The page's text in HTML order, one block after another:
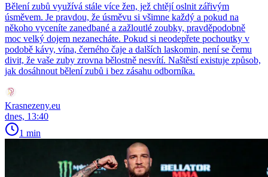
Bělení zubů využívá stále více žen, jež chtějí oslnit zářivým
úsměvem. Je pravdou, že úsměvu si všimne každý a pokud na
někoho vyceníte zanedbané a zažloutlé zoubky, pravděpodobně
moc velký dojem nezanecháte. Pokud si neodepřete pochoutky v
podobě kávy, vína, černého čaje a dalších laskomin, není se čemu
divit, že vaše zuby zrovna bělostně nesvítí. Naštěstí existuje způsob,
jak dosáhnout bělení zubů i bez zásahu odborníka.
Krasnezeny.eu
dnes, 13:40
1 min